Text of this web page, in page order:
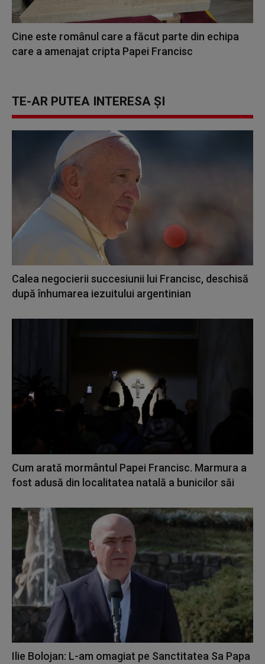
Cine este românul care a făcut parte din echipa
care a amenajat cripta Papei Francisc
TE-AR PUTEA INTERESA ȘI
Calea negocierii succesiunii lui Francisc, deschisă
după înhumarea iezuitului argentinian
Cum arată mormântul Papei Francisc. Marmura a
fost adusă din localitatea natală a bunicilor săi
Ilie Bolojan: L-am omagiat pe Sanctitatea Sa Papa